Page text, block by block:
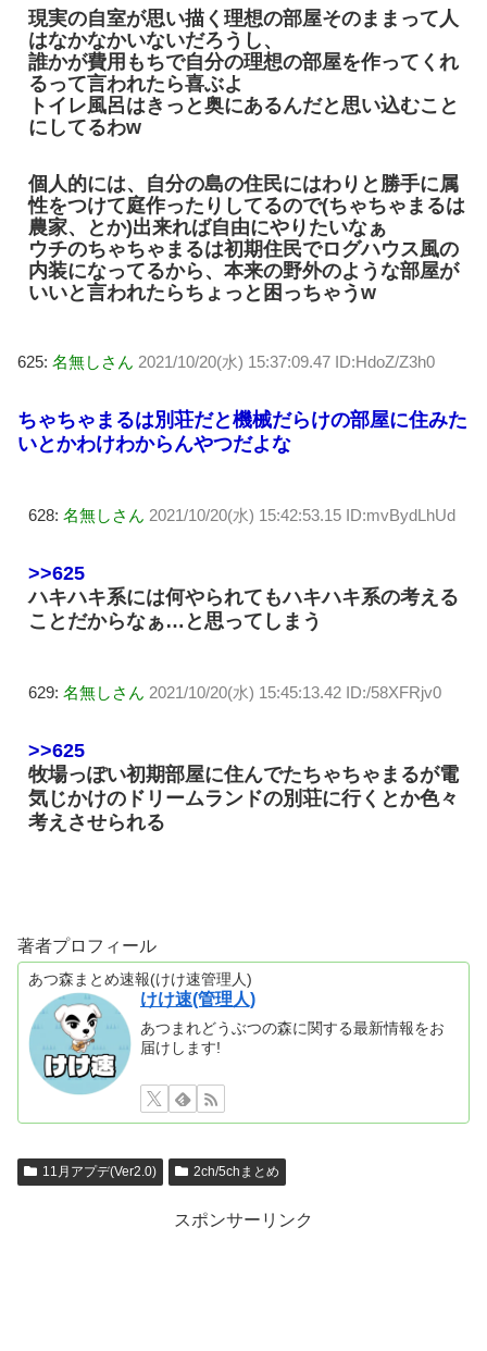
現実の自室が思い描く理想の部屋そのままって人
はなかなかいないだろうし、
誰かが費用もちで自分の理想の部屋を作ってくれ
るって言われたら喜ぶよ
トイレ風呂はきっと奥にあるんだと思い込むこと
にしてるわw
個人的には、自分の島の住民にはわりと勝手に属
性をつけて庭作ったりしてるので(ちゃちゃまるは
農家、とか)出来れば自由にやりたいなぁ
ウチのちゃちゃまるは初期住民でログハウス風の
内装になってるから、本来の野外のような部屋が
いいと言われたらちょっと困っちゃうw
625: 名無しさん 2021/10/20(水) 15:37:09.47 ID:HdoZ/Z3h0
ちゃちゃまるは別荘だと機械だらけの部屋に住みた
いとかわけわからんやつだよな
628: 名無しさん 2021/10/20(水) 15:42:53.15 ID:mvBydLhUd
>>625
ハキハキ系には何やられてもハキハキ系の考える
ことだからなぁ…と思ってしまう
629: 名無しさん 2021/10/20(水) 15:45:13.42 ID:/58XFRjv0
>>625
牧場っぽい初期部屋に住んでたちゃちゃまるが電
気じかけのドリームランドの別荘に行くとか色々
考えさせられる
著者プロフィール
あつ森まとめ速報(けけ速管理人)
けけ速(管理人)
あつまれどうぶつの森に関する最新情報をお
届けします!
11月アプデ(Ver2.0) 2ch/5chまとめ
スポンサーリンク